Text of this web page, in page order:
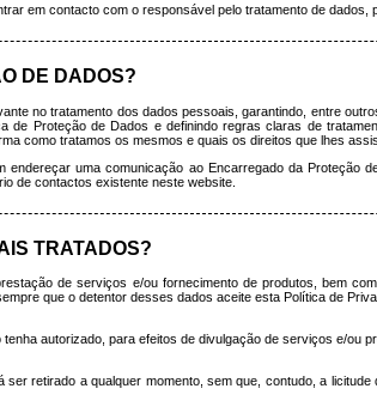
em contacto com o responsável pelo tratamento de
DE DADOS?
no tratamento dos dados pessoais, garantindo, entre
de Proteção de Dados e definindo regras claras de
como tratamos os mesmos e quais os direitos que lhes
uma comunicação ao Encarregado da Proteção
de contactos existente neste website.
TRATADOS?
de serviços e/ou fornecimento de produtos, bem
que o detentor desses dados aceite esta Política de
autorizado, para efeitos de divulgação de serviços e/ou
retirado a qualquer momento, sem que, contudo, a